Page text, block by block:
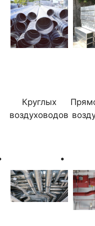
Круглых
воздуховодов